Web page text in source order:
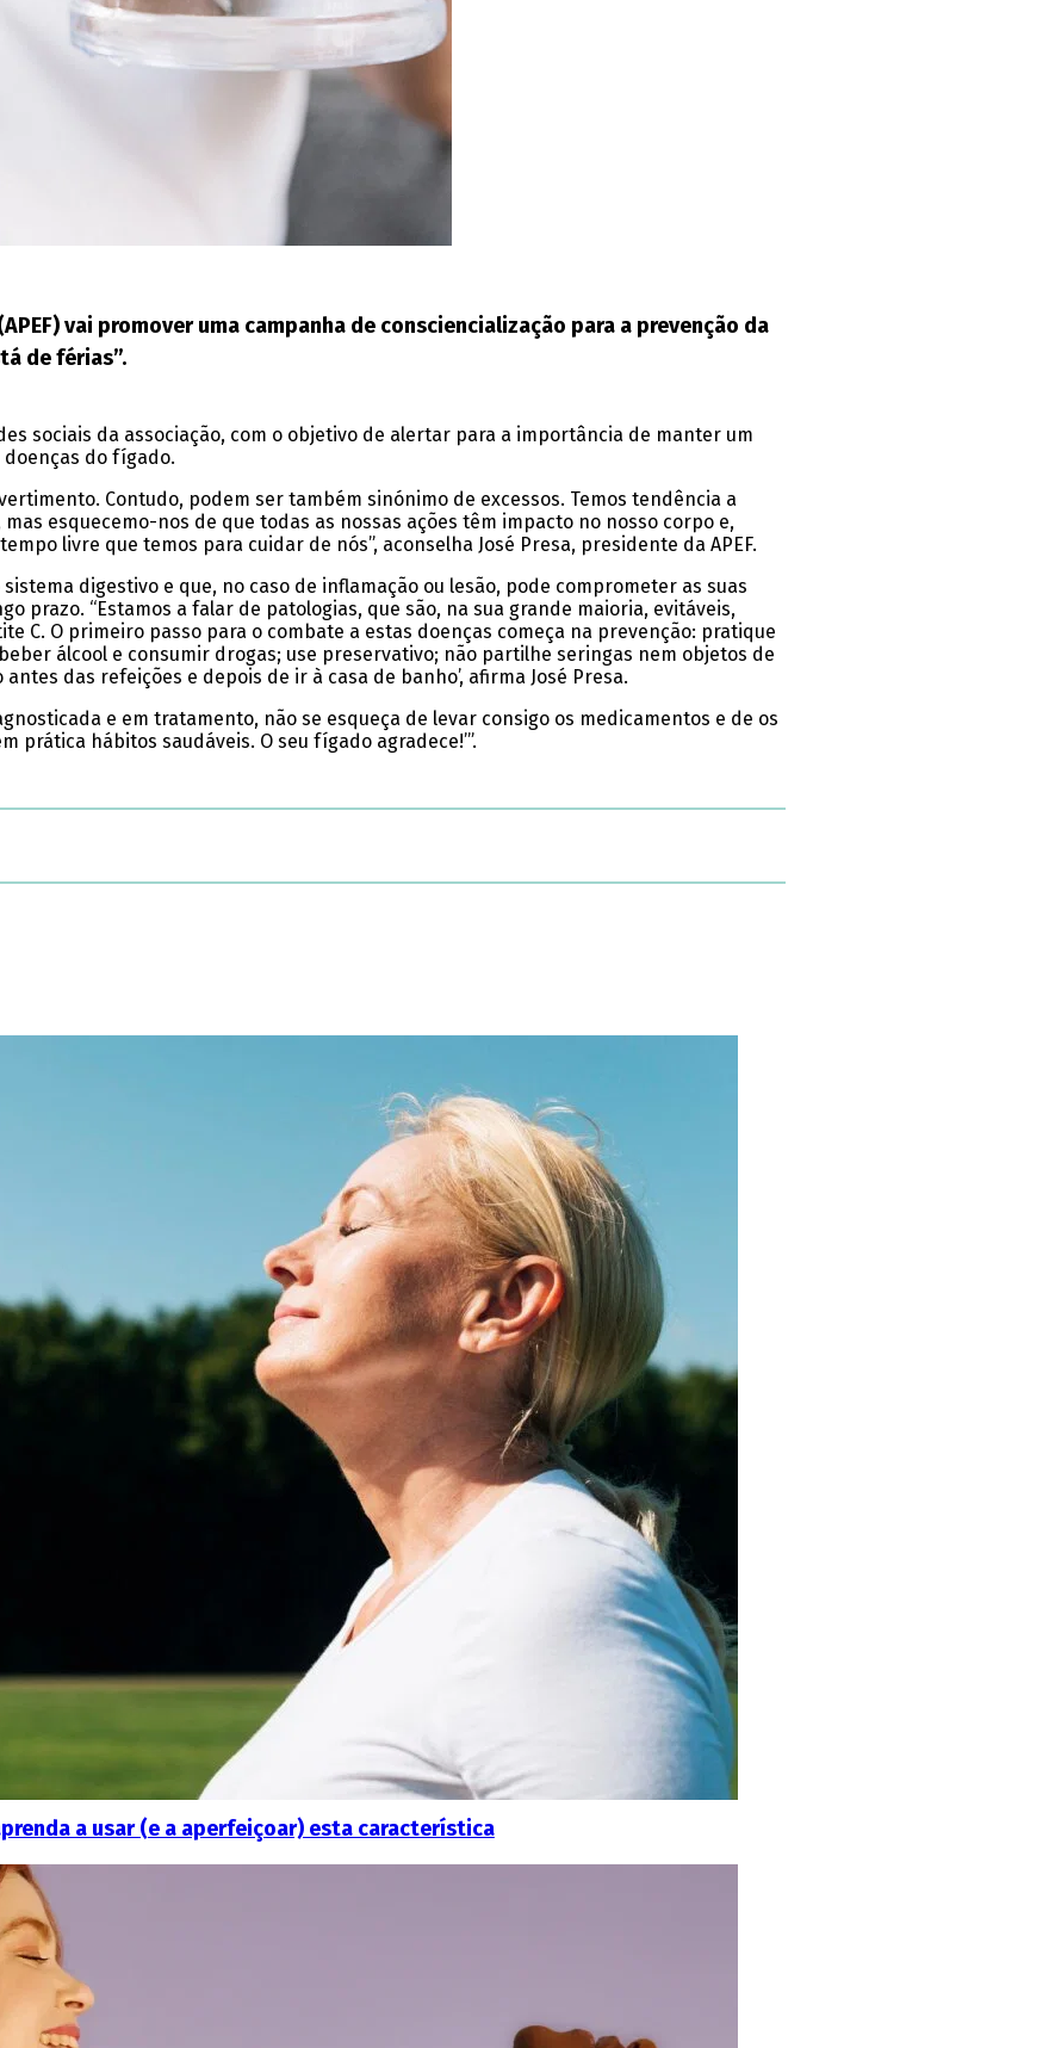
vai promover uma campanha de consciencialização para a prevenção da
de férias”.
sociais da associação, com o objetivo de alertar para a importância de manter um
do fígado.
Contudo, podem ser também sinónimo de excessos. Temos tendência a
esquecemo-nos de que todas as nossas ações têm impacto no nosso corpo e,
livre que temos para cuidar de nós”, aconselha José Presa, presidente da APEF.
digestivo e que, no caso de inflamação ou lesão, pode comprometer as suas
prazo. “Estamos a falar de patologias, que são, na sua grande maioria, evitáveis,
C. O primeiro passo para o combate a estas doenças começa na prevenção: pratique
álcool e consumir drogas; use preservativo; não partilhe seringas nem objetos de
das refeições e depois de ir à casa de banho’, afirma José Presa.
e em tratamento, não se esqueça de levar consigo os medicamentos e de os
hábitos saudáveis. O seu fígado agradece!’”.
a usar (e a aperfeiçoar) esta característica